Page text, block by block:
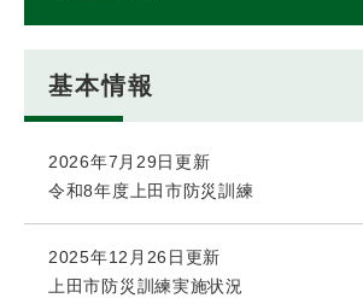
基本情報
2026年7月29日更新
令和8年度上田市防災訓練
2025年12月26日更新
上田市防災訓練実施状況